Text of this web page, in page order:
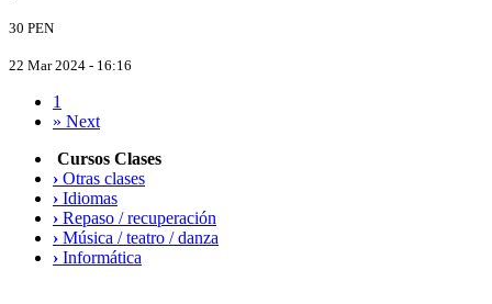
30 PEN
22 Mar 2024 - 16:16
1
» Next
Cursos Clases
› Otras clases
› Idiomas
› Repaso / recuperación
› Música / teatro / danza
› Informática